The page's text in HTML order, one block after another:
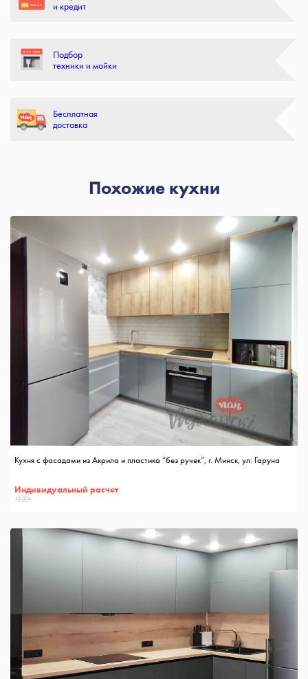
и кредит
Подбор
техники и мойки
Бесплатная
доставка
Похожие кухни
Кухня с фасадами из Акрила и пластика “без ручек”, г. Минск, ул. Гаруна
Индивидуальный расчет
12321